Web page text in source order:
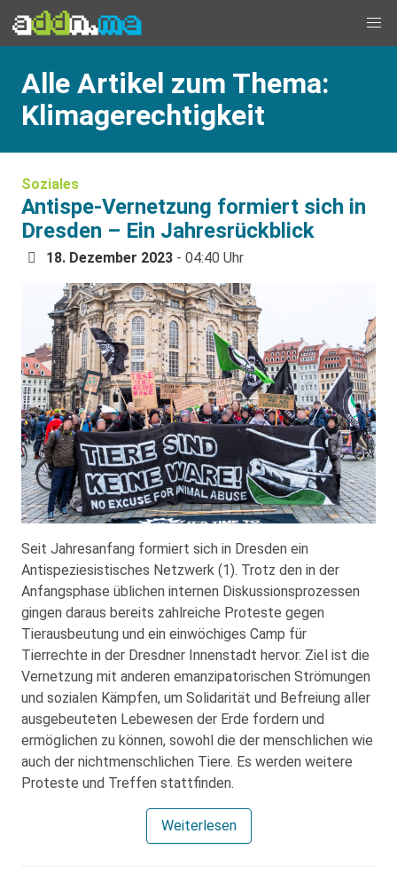
Alle Artikel zum Thema:
Klimagerechtigkeit
Soziales
Antispe-Vernetzung formiert sich in
Dresden – Ein Jahresrückblick
18. Dezember 2023 - 04:40 Uhr
Seit Jahresanfang formiert sich in Dresden ein
Antispeziesistisches Netzwerk (1). Trotz den in der
Anfangsphase üblichen internen Diskussionsprozessen
gingen daraus bereits zahlreiche Proteste gegen
Tierausbeutung und ein einwöchiges Camp für
Tierrechte in der Dresdner Innenstadt hervor. Ziel ist die
Vernetzung mit anderen emanzipatorischen Strömungen
und sozialen Kämpfen, um Solidarität und Befreiung aller
ausgebeuteten Lebewesen der Erde fordern und
ermöglichen zu können, sowohl die der menschlichen wie
auch der nichtmenschlichen Tiere. Es werden weitere
Proteste und Treffen stattfinden.
Weiterlesen